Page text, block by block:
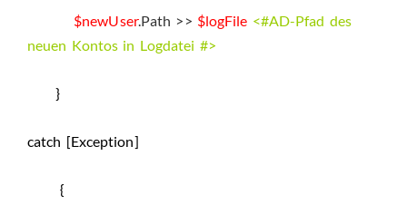
$newUser.Path >> $logFile <#AD-Pfad des
neuen Kontos in Logdatei #>
}
catch [Exception]
{